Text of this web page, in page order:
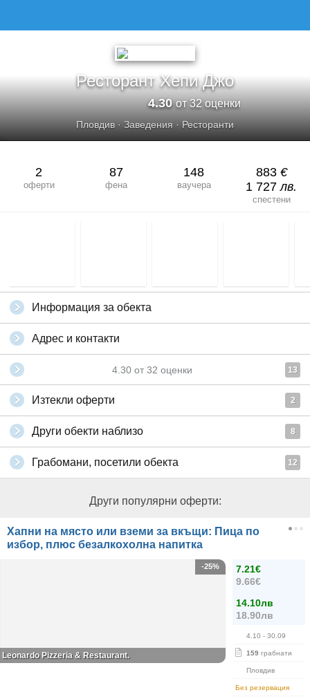
Ресторант Хепи Джо
4.30от 32 оценки
Пловдив· Заведения · Ресторанти
2
оферти
87
фена
148
ваучера
883 €
1 727лв.
спестени
Информация за обекта
Адрес и контакти
4.30 от 32 оценки 13
Изтекли оферти 2
Други обекти наблизо 8
Грабомани, посетили обекта 12
Други популярни оферти:
Хапни на място или вземи за вкъщи: Пица по
избор, плюс безалкохолна напитка
7.21€
9.66€
14.10лв
18.90лв
4.10 - 30.09
159 грабнати
Пловдив
Без резервация
-25%
Leonardo Pizzeria & Restaurant.